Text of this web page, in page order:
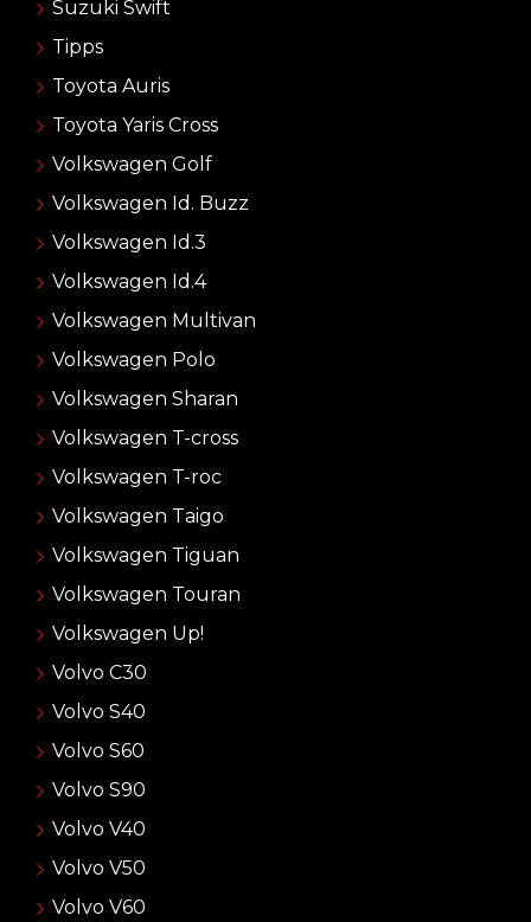
Suzuki Swift
Tipps
Toyota Auris
Toyota Yaris Cross
Volkswagen Golf
Volkswagen Id. Buzz
Volkswagen Id.3
Volkswagen Id.4
Volkswagen Multivan
Volkswagen Polo
Volkswagen Sharan
Volkswagen T-cross
Volkswagen T-roc
Volkswagen Taigo
Volkswagen Tiguan
Volkswagen Touran
Volkswagen Up!
Volvo C30
Volvo S40
Volvo S60
Volvo S90
Volvo V40
Volvo V50
Volvo V60